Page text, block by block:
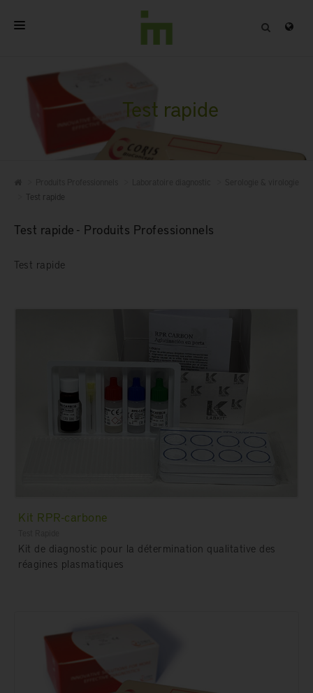
ACCUEIL
PRODUITS PROFESSIONNELS
QUALITÉ
Test rapide
Test rapide
Test rapide - Produits Professionnels
Test rapide
Kit RPR-carbone
Kit de diagnostic pour la détermination qualitative des
réagines plasmatiques